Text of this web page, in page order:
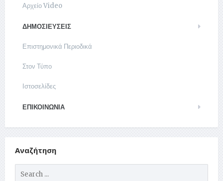
Αρχείο Video
ΔΗΜΟΣΙΕΥΣΕΙΣ
Επιστημονικά Περιοδικά
Στον Τύπο
Ιστοσελίδες
ΕΠΙΚΟΙΝΩΝΊΑ
Αναζήτηση